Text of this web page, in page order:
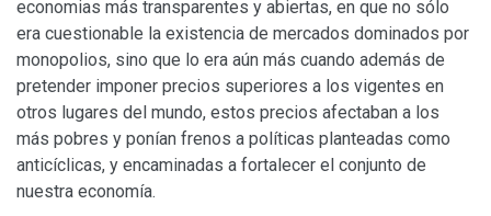
economias más transparentes y abiertas, en que no sólo
era cuestionable la existencia de mercados dominados por
monopolios, sino que lo era aún más cuando además de
pretender imponer precios superiores a los vigentes en
otros lugares del mundo, estos precios afectaban a los
más pobres y ponían frenos a políticas planteadas como
anticíclicas, y encaminadas a fortalecer el conjunto de
nuestra economía.